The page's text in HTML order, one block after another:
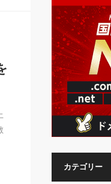
カテゴリー